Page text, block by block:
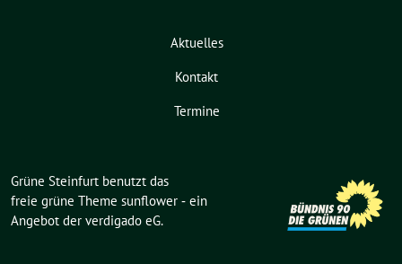
Aktuelles
Kontakt
Termine
Grüne Steinfurt benutzt das
freie grüne Theme sunflower ‐ ein
Angebot der verdigado eG.